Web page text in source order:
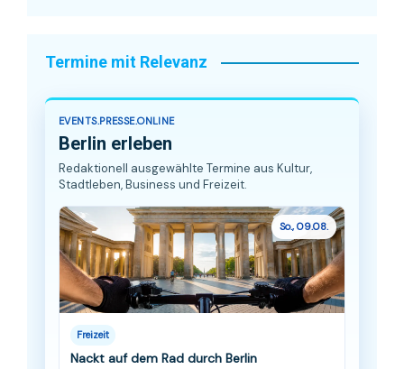
Termine mit Relevanz
EVENTS.PRESSE.ONLINE
Berlin erleben
Redaktionell ausgewählte Termine aus Kultur,
Stadtleben, Business und Freizeit.
So., 09.08.
Freizeit
Nackt auf dem Rad durch Berlin